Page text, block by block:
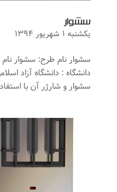
سشوار
یکشنبه ۱ شهریور ۱۳۹۴
سشوار نام طرح: سشوار نام
سشوار و شارژر آن با